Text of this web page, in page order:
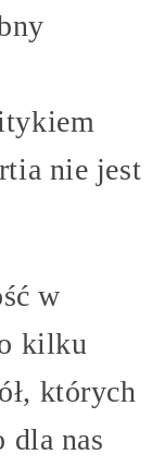
nie jest
w
kilku
których
dla nas